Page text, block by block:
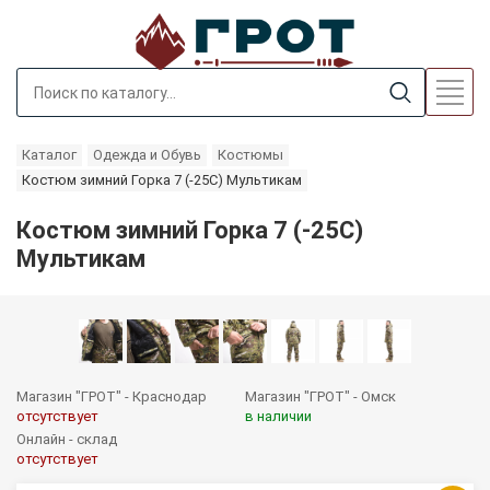
Каталог Одежда и Обувь
Костюмы
Костюм зимний Горка 7 (-25С) Мультикам
Костюм зимний Горка 7 (-25С)
Мультикам
Магазин "ГРОТ" - Краснодар
отсутствует
Магазин "ГРОТ" - Омск
в наличии
Онлайн - склад
отсутствует